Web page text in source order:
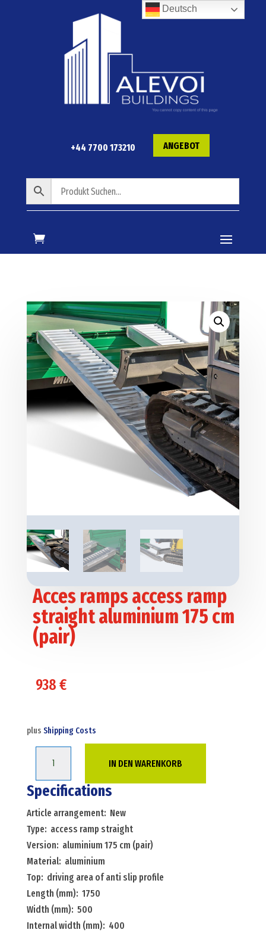
+44 7700 173210 ANGEBOT
Acces ramps access ramp
straight aluminium 175 cm
(pair)
938€
plus Shipping Costs
access
ramp
straight
aluminium
175
cm
(pair)
Menge
IN DEN WARENKORB
Specifications
Article arrangement: New
Type: access ramp straight
Version: aluminium 175 cm (pair)
Material: aluminium
Top: driving area of anti slip profile
Length (mm): 1750
Width (mm): 500
Internal width (mm): 400
Deutsch